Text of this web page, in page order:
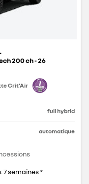
200 ch - 26
Crit'Air
full hybrid
automatique
7 semaines *